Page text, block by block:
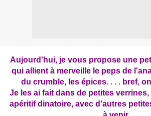
Aujourd'hui, je vous propose une
qui allient à merveille le peps de
du crumble, les épices. . . . bref,
Je les ai fait dans de petites
apéritif dinatoire, avec d'autres